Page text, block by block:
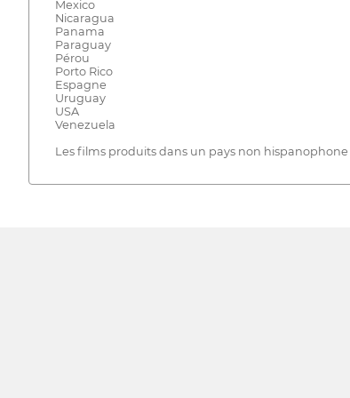
Mexico
Nicaragua
Panama
Paraguay
Pérou
Porto Rico
Espagne
Uruguay
USA
Venezuela
Les films produits dans un pays non